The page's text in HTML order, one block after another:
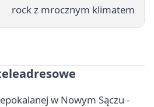
rock z mrocznym klimatem
w Nowym Sączu -